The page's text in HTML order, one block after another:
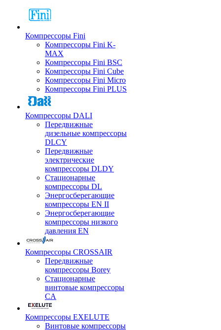
Компрессоры Fini
Компрессоры Fini K-
MAX
Компрессоры Fini BSC
Компрессоры Fini Cube
Компрессоры Fini Micro
Компрессоры Fini PLUS
Компрессоры DALI
Передвижные
дизельные компрессоры
DLCY
Передвижные
электрические
компрессоры DLDY
Стационарные
компрессоры DL
Энергосберегающие
компрессоры EN II
Энергосберегающие
компрессоры низкого
давления EN
Компрессоры CROSSAIR
Передвижные
компрессоры Borey
Стационарные
винтовые компрессоры
CA
Компрессоры EXELUTE
Винтовые компрессоры